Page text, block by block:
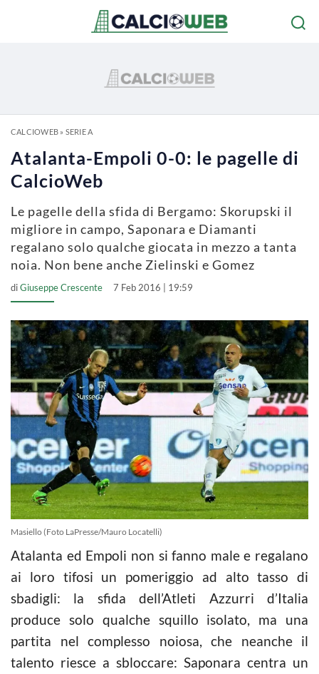
CALCIOWEB» SERIE A
Atalanta-Empoli 0-0: le pagelle di
CalcioWeb
Le pagelle della sfida di Bergamo: Skorupski il
migliore in campo, Saponara e Diamanti
regalano solo qualche giocata in mezzo a tanta
noia. Non bene anche Zielinski e Gomez
diGiuseppe Crescente 7 Feb 2016 | 19:59
Masiello (Foto LaPresse/Mauro Locatelli)
Atalanta ed Empoli non si fanno male e regalano
ai loro tifosi un pomeriggio ad alto tasso di
sbadigli: la sfida dell’Atleti Azzurri d’Italia
produce solo qualche squillo isolato, ma una
partita nel complesso noiosa, che neanche il
talento riesce a sbloccare: Saponara centra un